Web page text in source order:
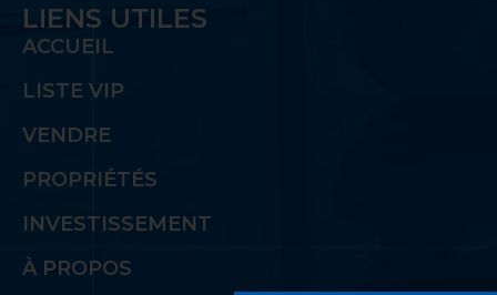
LIENS UTILES
ACCUEIL
LISTE VIP
VENDRE
PROPRIÉTÉS
INVESTISSEMENT
À PROPOS